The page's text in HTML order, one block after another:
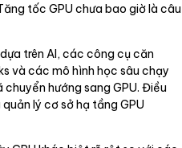
tốc GPU chưa bao giờ là câu
trên AI, các công cụ căn
và các mô hình học sâu chạy
hướng sang GPU. Điều
lý cơ sở hạ tầng GPU